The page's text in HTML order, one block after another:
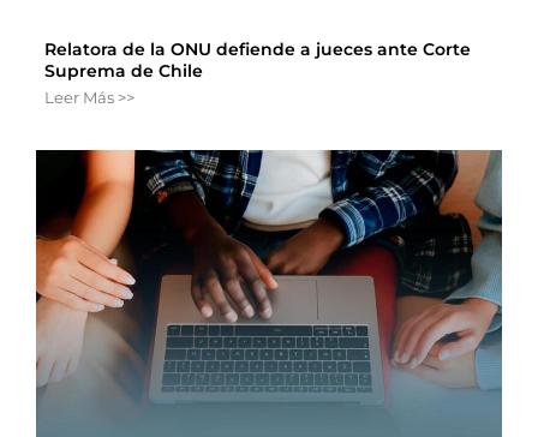
Relatora de la ONU defiende a jueces ante Corte
Suprema de Chile
Leer Más >>